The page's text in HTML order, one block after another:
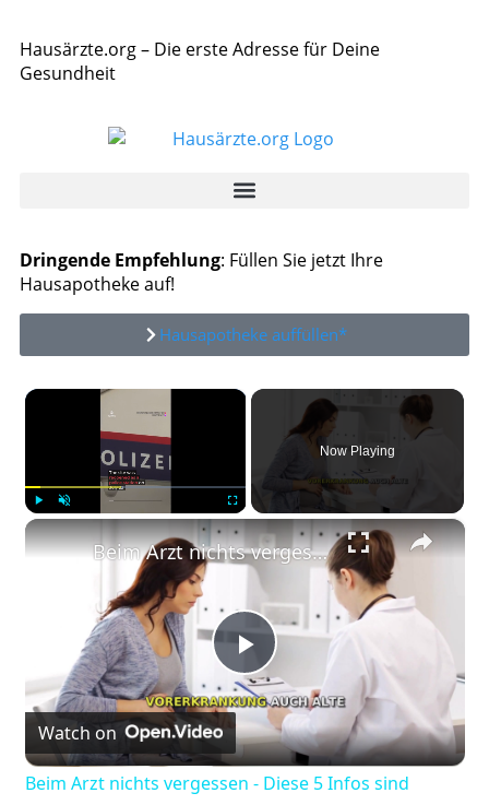
Hausärzte.org – Die erste Adresse für Deine
Gesundheit
Dringende Empfehlung: Füllen Sie jetzt Ihre
Hausapotheke auf!
Hausapotheke auffüllen*
×
Now Playing
×
Play
Video
Beim Arzt nichts vergessen - Diese 5 Infos sind entscheidend!
Watch on
Beim Arzt nichts vergessen - Diese 5 Infos sind